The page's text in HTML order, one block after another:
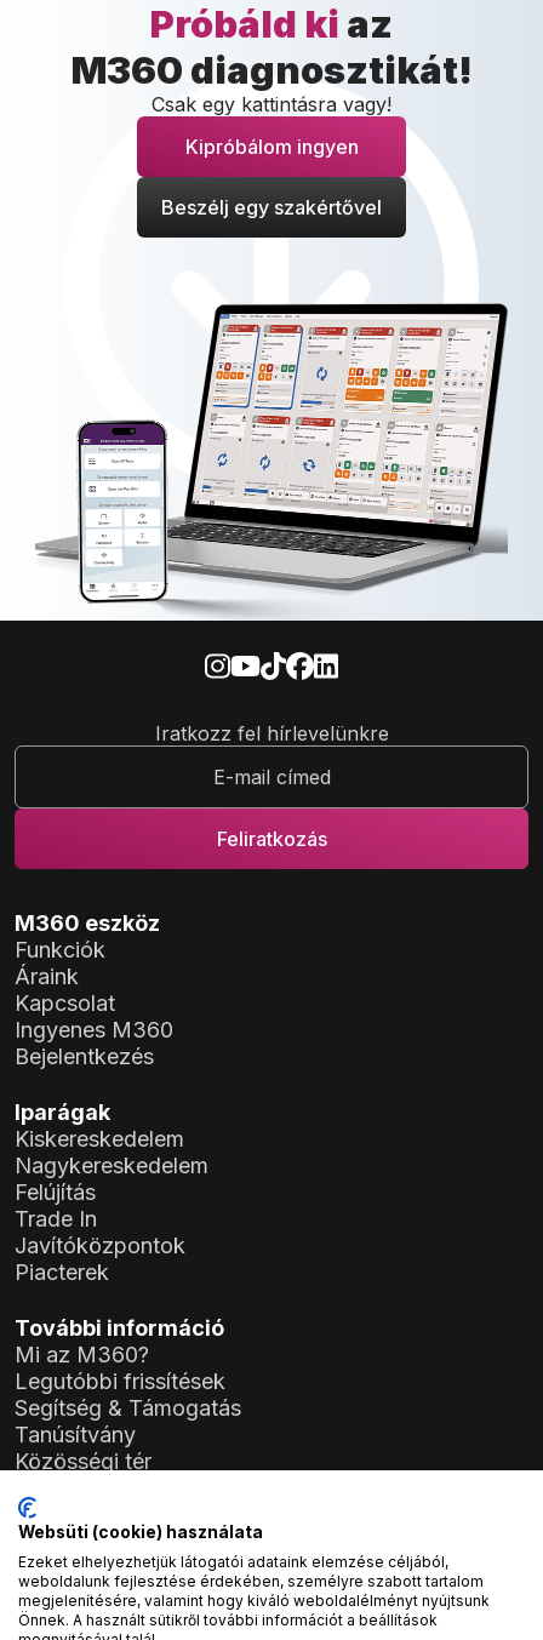
Próbáld ki az
M360 diagnosztikát!
Csak egy kattintásra vagy!
Kipróbálom ingyen
Beszélj egy szakértővel
Iratkozz fel hírlevelünkre
M360 eszköz
Funkciók
Áraink
Kapcsolat
Ingyenes M360
Bejelentkezés
Iparágak
Kiskereskedelem
Nagykereskedelem
Felújítás
Trade In
Javítóközpontok
Piacterek
További információ
Mi az M360?
Legutóbbi frissítések
Segítség & Támogatás
Tanúsítvány
Közösségi tér
Általános Szerződési Feltételek (ÁSZF)
Adatkezelési Tájékoztató
General Data Protection Regulation (GDPR)
Cégadatok
Websüti (cookie) használata
Ezeket elhelyezhetjük látogatói adataink elemzése céljából,
weboldalunk fejlesztése érdekében, személyre szabott tartalom
megjelenítésére, valamint hogy kiváló weboldalélményt nyújtsunk
Önnek. A használt sütikről további információt a beállítások